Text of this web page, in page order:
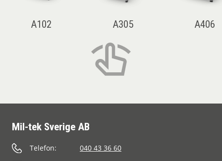
A102 A305 A406
Mil-tek Sverige AB
Telefon:
040 43 36 60